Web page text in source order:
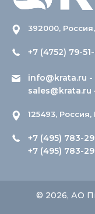
392000,
+7 (4752) 79-
info@krata.ru -
sales@krata.ru
125493,
+7 (495) 783-
+7 (495) 783-
© 2026, АО